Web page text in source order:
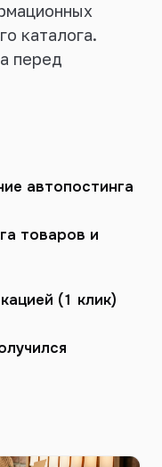
каталога.
перед
автопостинга
товаров и
(1 клик)